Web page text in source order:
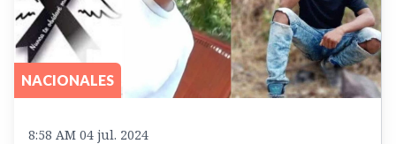
NACIONALES
8:58 AM 04 jul. 2024